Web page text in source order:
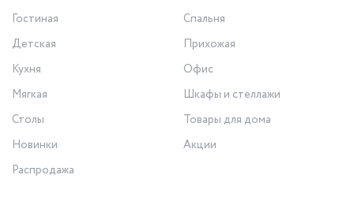
Гостиная
Спальня
Детская
Прихожая
Кухня
Офис
Мягкая
Шкафы и стеллажи
Столы
Товары для дома
Новинки
Акции
Распродажа